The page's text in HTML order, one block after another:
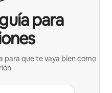
para
para que te vaya bien como